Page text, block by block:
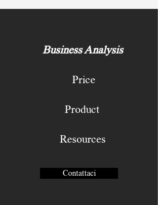
Business Analysis
Price
Product
Resources
Contattaci